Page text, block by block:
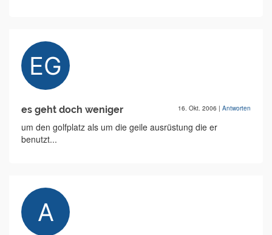
es geht doch weniger 16. Okt. 2006 | Antworten
um den golfplatz als um die geile ausrüstung die er
benutzt...